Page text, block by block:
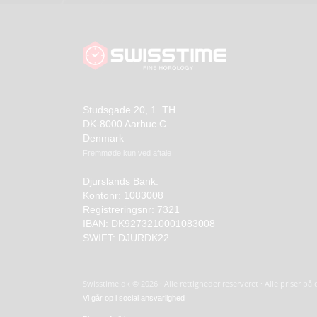
Studsgade 20, 1. TH.
DK-8000 Aarhuc C
Denmark
Fremmøde kun ved aftale
Djurslands Bank:
Kontonr: 1083008
Registreringsnr: 7321
IBAN: DK9273210001083008
SWIFT: DJURDK22
Swisstime.dk © 2026 · Alle rettigheder reserveret · Alle priser
Vi går op i social ansvarlighed